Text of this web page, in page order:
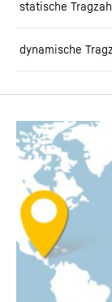
statische
dynamische